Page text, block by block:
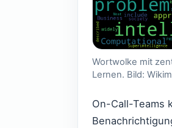
Wortwolke mit
Lernen. Bild:
On-Call-Teams